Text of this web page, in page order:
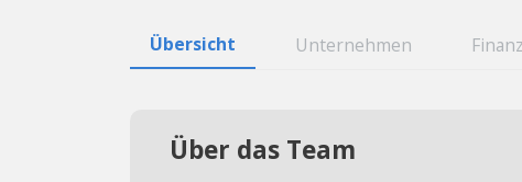
Übersicht Unternehmen
Über das Team